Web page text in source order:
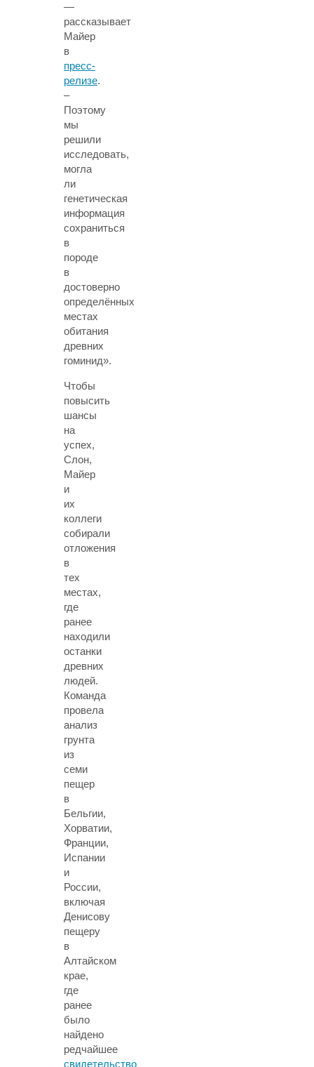
—
рассказывает
Майер
в
пресс-
релизе.
–
Поэтому
мы
решили
исследовать,
могла
ли
генетическая
информация
сохраниться
в
породе
в
достоверно
определённых
местах
обитания
древних
гоминид».
Чтобы
повысить
шансы
на
успех,
Слон,
Майер
и
их
коллеги
собирали
отложения
в
тех
местах,
где
ранее
находили
останки
древних
людей.
Команда
провела
анализ
грунта
из
семи
пещер
в
Бельгии,
Хорватии,
Франции,
Испании
и
России,
включая
Денисову
пещеру
в
Алтайском
крае,
где
ранее
было
найдено
редчайшее
свидетельство